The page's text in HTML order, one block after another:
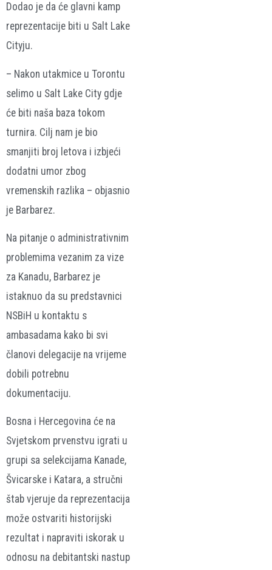
Dodao je da će glavni kamp
reprezentacije biti u Salt Lake
Cityju.
– Nakon utakmice u Torontu
selimo u Salt Lake City gdje
će biti naša baza tokom
turnira. Cilj nam je bio
smanjiti broj letova i izbjeći
dodatni umor zbog
vremenskih razlika – objasnio
je Barbarez.
Na pitanje o administrativnim
problemima vezanim za vize
za Kanadu, Barbarez je
istaknuo da su predstavnici
NSBiH u kontaktu s
ambasadama kako bi svi
članovi delegacije na vrijeme
dobili potrebnu
dokumentaciju.
Bosna i Hercegovina će na
Svjetskom prvenstvu igrati u
grupi sa selekcijama Kanade,
Švicarske i Katara, a stručni
štab vjeruje da reprezentacija
može ostvariti historijski
rezultat i napraviti iskorak u
odnosu na debitantski nastup